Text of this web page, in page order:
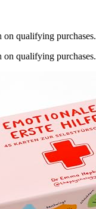
on qualifying purchases.
on qualifying purchases.